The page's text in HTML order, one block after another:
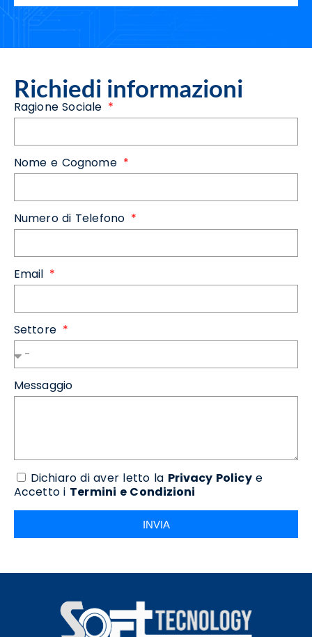
Richiedi informazioni
Ragione Sociale
Nome e Cognome
Numero di Telefono
Email
Settore
Messaggio
Dichiaro di aver letto la Privacy Policye
Accetto i Termini e Condizioni
INVIA